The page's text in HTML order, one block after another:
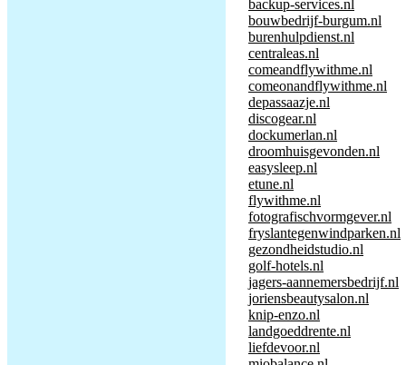
backup-services.nl
bouwbedrijf-burgum.nl
burenhulpdienst.nl
centraleas.nl
comeandflywithme.nl
comeonandflywithme.nl
depassaazje.nl
discogear.nl
dockumerlan.nl
droomhuisgevonden.nl
easysleep.nl
etune.nl
flywithme.nl
fotografischvormgever.nl
fryslantegenwindparken.nl
gezondheidstudio.nl
golf-hotels.nl
jagers-aannemersbedrijf.nl
joriensbeautysalon.nl
knip-enzo.nl
landgoeddrente.nl
liefdevoor.nl